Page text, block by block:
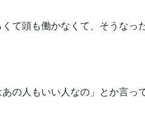
て頭も働かなくて、そうなっ
の人もいい人なの」とか言っ